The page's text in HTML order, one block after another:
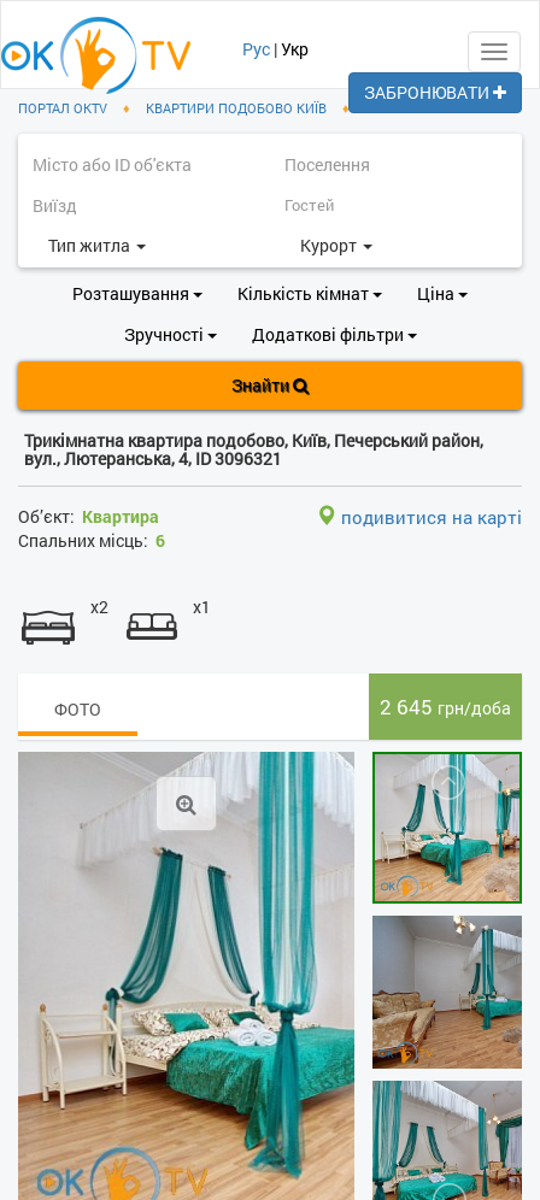
Рус |Укр
ПОРТАЛ OKTV ♦ КВАРТИРИ ПОДОБОВО КИЇВ ♦
Тип житла Курорт
Розташування Кількість кімнат
Ціна
Зручності
Додаткові фільтри
Знайти
Трикімнатна квартира подобово, Київ, Печерський район,
вул., Лютеранська, 4, ID 3096321
Об’єкт: Квартира
Спальних місць: 6
подивитися на карті
x2 x1
ФОТО 2 645 грн/доба
ЗАБРОНЮВАТИ